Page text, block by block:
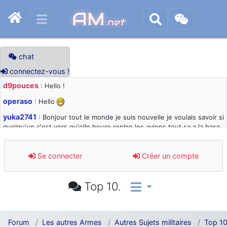
AM.net
chat
connectez-vous !
d9pouces : Hello !
operaso : Hello
yuka2741 : Bonjour tout le monde je suis nouvelle je voulais savoir si
quelqu'un c'est vers qu'elle heure rentre les avions tout sa a la base
d9pouces: désolé pour les quelques blocages du site ces derniers
jours : je teste des méthodes contre le spam et les bots trop nocifs
: Super, la nouvelle bannière
comprendre
Se connecter Créer un compte
Top 10.
Forum Les autres Armes Autres Sujets militaires Top